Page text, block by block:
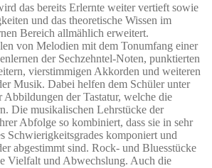
das bereits Erlernte weiter vertieft sowie
und das theoretische Wissen im
Bereich allmählich erweitert.
von Melodien mit dem Tonumfang einer
der Sechzehntel-Noten, punktierten
vierstimmigen Akkorden und weiteren
Musik. Dabei helfen dem Schüler unter
Abbildungen der Tastatur, welche die
Die musikalischen Lehrstücke der
Abfolge so kombiniert, dass sie in sehr
Schwierigkeitsgrades komponiert und
abgestimmt sind. Rock- und Bluesstücke
Vielfalt und Abwechslung. Auch die